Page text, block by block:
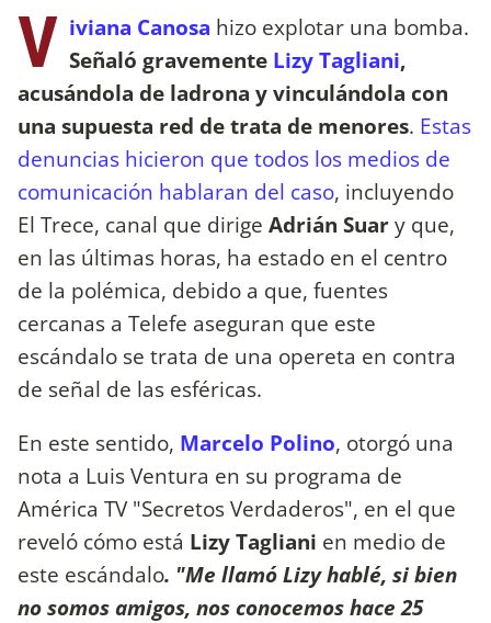
V iviana Canosa hizo explotar una bomba.
Señaló gravemente Lizy Tagliani,
acusándola de ladrona y vinculándola con
una supuesta red de trata de menores. Estas
denuncias hicieron que todos los medios de
comunicación hablaran del caso, incluyendo
El Trece, canal que dirige Adrián Suary que,
en las últimas horas, ha estado en el centro
de la polémica, debido a que, fuentes
cercanas a Telefe aseguran que este
escándalo se trata de una opereta en contra
de señal de las esféricas.
En este sentido, Marcelo Polino, otorgó una
nota a Luis Ventura en su programa de
América TV "Secretos Verdaderos", en el que
reveló cómo está Lizy Tagliani en medio de
este escándalo. "Me llamó Lizy hablé, si bien
no somos amigos, nos conocemos hace 25